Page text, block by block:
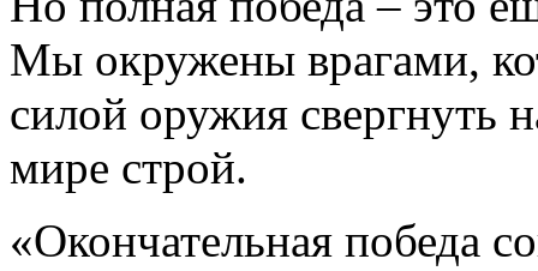
Мы окружены врагами,
силой оружия свергнуть
мире строй.
«Окончательная победа